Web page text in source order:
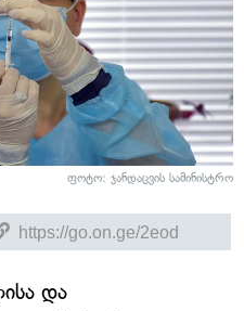
ფოტო: ჯანდაცვის სამინისტრო
და